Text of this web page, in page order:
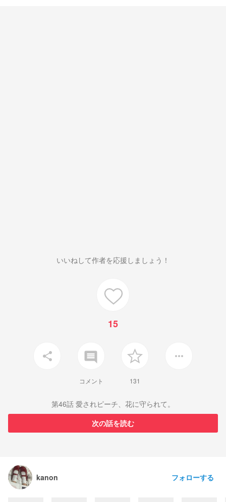
いいねして作者を応援しましょう！
15
share insert_comment
コメント 131
more_horiz
第46話 愛されピーチ、花に守られて。
次の話を読む
kanon フォローする